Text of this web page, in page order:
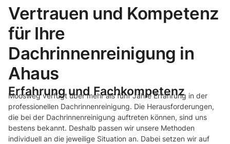
Vertrauen und Kompetenz
für Ihre
Dachrinnenreinigung in
Ahaus
Erfahrung und Fachkompetenz
Moosweg verfügt über mehr als fünf Jahre Erfahrung in der
professionellen Dachrinnenreinigung. Die Herausforderungen,
die bei der Dachrinnenreinigung auftreten können, sind uns
bestens bekannt. Deshalb passen wir unsere Methoden
individuell an die jeweilige Situation an. Dabei setzen wir auf